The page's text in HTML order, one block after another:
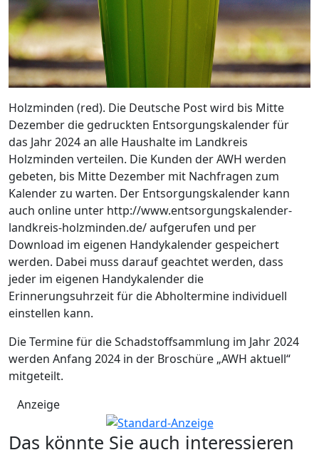
Holzminden (red). Die Deutsche Post wird bis Mitte
Dezember die gedruckten Entsorgungskalender für
das Jahr 2024 an alle Haushalte im Landkreis
Holzminden verteilen. Die Kunden der AWH werden
gebeten, bis Mitte Dezember mit Nachfragen zum
Kalender zu warten. Der Entsorgungskalender kann
auch online unter http://www.entsorgungskalender-
landkreis-holzminden.de/ aufgerufen und per
Download im eigenen Handykalender gespeichert
werden. Dabei muss darauf geachtet werden, dass
jeder im eigenen Handykalender die
Erinnerungsuhrzeit für die Abholtermine individuell
einstellen kann.
Die Termine für die Schadstoffsammlung im Jahr 2024
werden Anfang 2024 in der Broschüre „AWH aktuell“
mitgeteilt.
Anzeige
Das könnte Sie auch interessieren